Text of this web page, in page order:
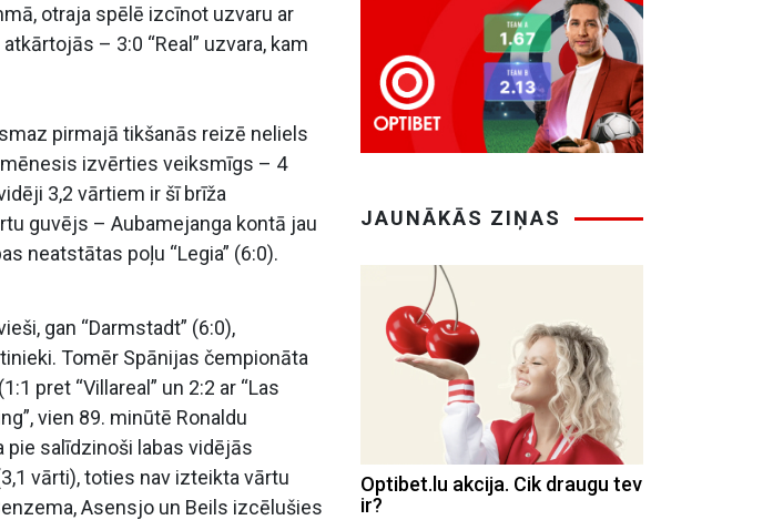
otraja spēlē izcīnot uzvaru ar
– 3:0 “Real” uzvara, kam
pirmajā tikšanās reizē neliels
izvērties veiksmīgs – 4
3,2 vārtiem ir šī brīža
guvējs – Aubamejanga kontā jau
neatstātas poļu “Legia” (6:0).
gan “Darmstadt” (6:0),
Tomēr Spānijas čempionāta
pret “Villareal” un 2:2 ar “Las
vien 89. minūtē Ronaldu
salīdzinoši labas vidējās
vārti), toties nav izteikta vārtu
Asensjo un Beils izcēlušies
JAUNĀKĀS ZIŅAS
Optibet.lu akcija. Cik draugu tev
ir?